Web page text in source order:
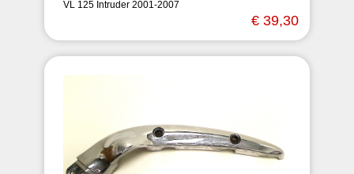
VL 125 Intruder 2001-2007
€ 39,30